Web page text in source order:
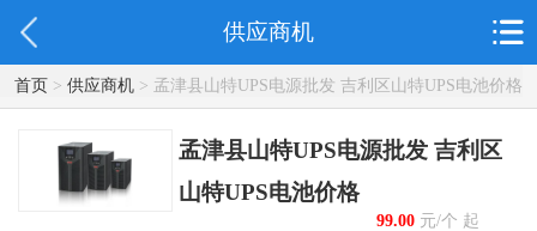
供应商机
首页> 供应商机> 孟津县山特UPS电源批发 吉利区山特UPS电池价格
孟津县山特UPS电源批发 吉利区
山特UPS电池价格
99.00元/个 起